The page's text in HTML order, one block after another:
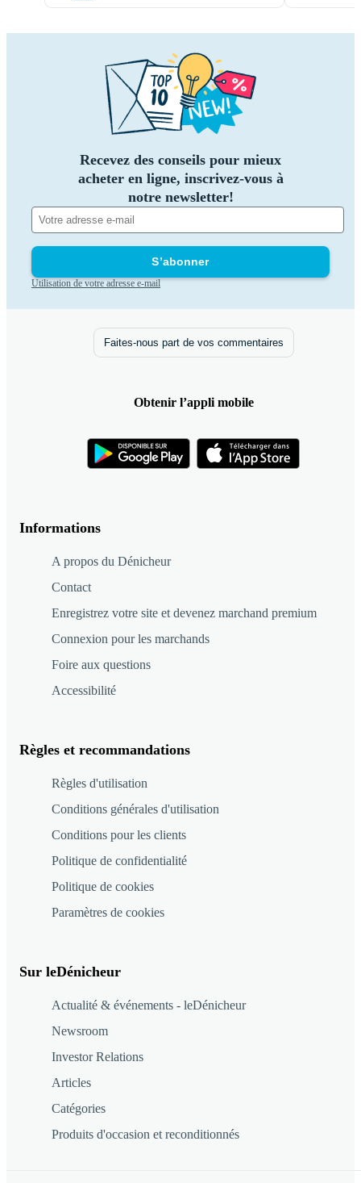
Recevez des conseils pour mieux
acheter en ligne, inscrivez-vous à
notre newsletter!
S’abonner
Utilisation de votre adresse e-mail
Informations
A propos du Dénicheur
Contact
Enregistrez votre site et devenez marchand premium
Connexion pour les marchands
Foire aux questions
Accessibilité
Règles et recommandations
Règles d'utilisation
Conditions générales d'utilisation
Conditions pour les clients
Politique de confidentialité
Politique de cookies
Paramètres de cookies
Sur leDénicheur
Actualité & événements - leDénicheur
Newsroom
Investor Relations
Articles
Catégories
Produits d'occasion et reconditionnés
Faites-nous part de vos commentaires
Obtenir l’appli mobile